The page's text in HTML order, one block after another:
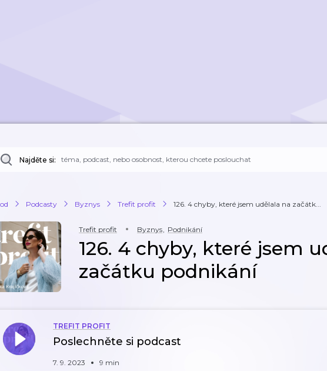
Najděte si:
Podcasty Byznys Trefit profit 126. 4 chyby, které jsem udělala na začátk...
Trefit profit Byznys, Podnikání
126. 4 chyby, které jsem
začátku podnikání
TREFIT PROFIT
Poslechněte si podcast
7. 9. 2023 9 min